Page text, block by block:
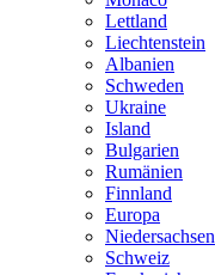
Lettland
Liechtenstein
Albanien
Schweden
Ukraine
Island
Bulgarien
Rumänien
Finnland
Europa
Niedersachsen
Schweiz